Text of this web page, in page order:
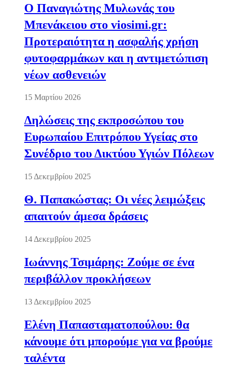
Ο Παναγιώτης Μυλωνάς του
Μπενάκειου στο viosimi.gr:
Προτεραιότητα η ασφαλής χρήση
φυτοφαρμάκων και η αντιμετώπιση
νέων ασθενειών
15 Μαρτίου 2026
Δηλώσεις της εκπροσώπου του
Ευρωπαίου Επιτρόπου Υγείας στο
Συνέδριο του Δικτύου Υγιών Πόλεων
15 Δεκεμβρίου 2025
Θ. Παπακώστας: Οι νέες λειμώξεις
απαιτούν άμεσα δράσεις
14 Δεκεμβρίου 2025
Ιωάννης Τσιμάρης: Ζούμε σε ένα
περιβάλλον προκλήσεων
13 Δεκεμβρίου 2025
Ελένη Παπασταματοπούλου: θα
κάνουμε ότι μπορούμε για να βρούμε
ταλέντα